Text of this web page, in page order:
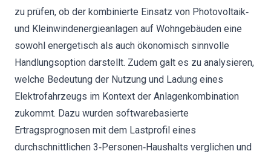
zu prüfen, ob der kombinierte Einsatz von Photovoltaik‐
und Kleinwindenergieanlagen auf Wohngebäuden eine
sowohl energetisch als auch ökonomisch sinnvolle
Handlungsoption darstellt. Zudem galt es zu analysieren,
welche Bedeutung der Nutzung und Ladung eines
Elektrofahrzeugs im Kontext der Anlagenkombination
zukommt. Dazu wurden softwarebasierte
Ertragsprognosen mit dem Lastprofil eines
durchschnittlichen 3‐Personen‐Haushalts verglichen und